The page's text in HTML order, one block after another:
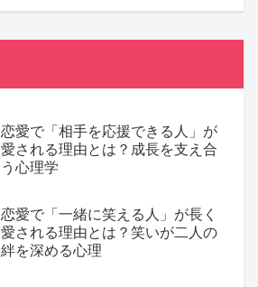
恋愛で「相手を応援できる人」が
愛される理由とは？成長を支え合
う心理学
恋愛で「一緒に笑える人」が長く
愛される理由とは？笑いが二人の
絆を深める心理